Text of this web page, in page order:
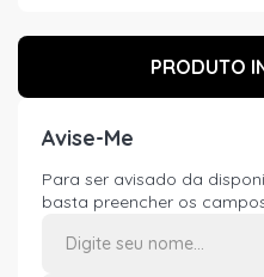
PRODUTO
Avise-Me
Para ser avisado da
basta preencher os